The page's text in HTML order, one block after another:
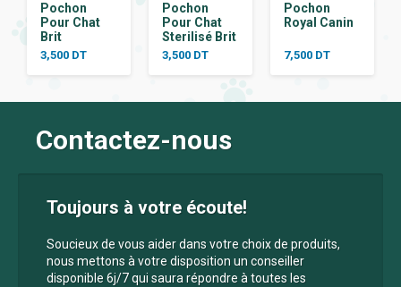
Pochon
Pour Chat
Brit
3,500 DT
Pochon
Pour Chat
Sterilisé Brit
3,500 DT
Pochon
Royal Canin
7,500 DT
Contactez-nous
Toujours à votre écoute!
Soucieux de vous aider dans votre choix de produits,
nous mettons à votre disposition un conseiller
disponible 6j/7 qui saura répondre à toutes les